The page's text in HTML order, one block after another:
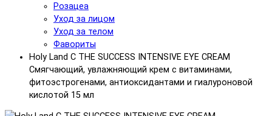
Розацеа
Уход за лицом
Уход за телом
Фавориты
Holy Land C THE SUCCESS INTENSIVE EYE CREAM
Смягчающий, увлажняющий крем с витаминами,
фитоэстрогенами, антиоксидантами и гиалуроновой
кислотой 15 мл